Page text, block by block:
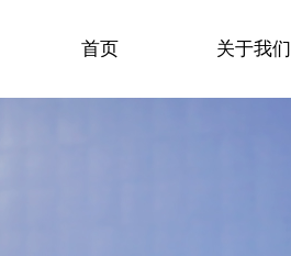
首页 关于我们